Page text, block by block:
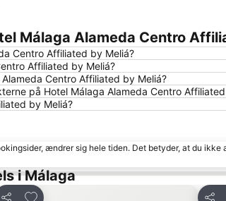
Málaga Alameda Centro
Centro Affiliated by Meliá?
Affiliated by Meliá?
Centro Affiliated by Meliá?
på Hotel Málaga Alameda Centro
by Meliá?
ændrer sig hele tiden. Det betyder, at du
i Málaga
Føj til favoritter